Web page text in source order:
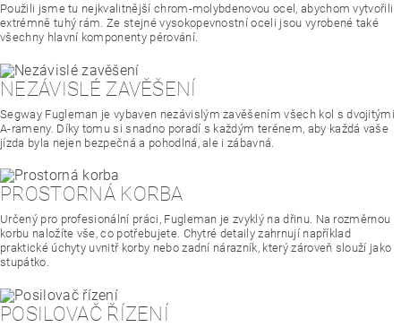
Použili jsme tu nejkvalitnější chrom-molybdenovou ocel, abychom vytvořili
extrémně tuhý rám. Ze stejné vysokopevnostní oceli jsou vyrobené také
všechny hlavní komponenty pérování.
NEZÁVISLÉ ZAVĚŠENÍ
Segway Fugleman je vybaven nezávislým zavěšením všech kol s dvojitými
A-rameny. Díky tomu si snadno poradí s každým terénem, aby každá vaše
jízda byla nejen bezpečná a pohodlná, ale i zábavná.
PROSTORNÁ KORBA
Určený pro profesionální práci, Fugleman je zvyklý na dřinu. Na rozměrnou
korbu naložíte vše, co potřebujete. Chytré detaily zahrnují například
praktické úchyty uvnitř korby nebo zadní nárazník, který zároveň slouží jako
stupátko.
POSILOVAČ ŘÍZENÍ